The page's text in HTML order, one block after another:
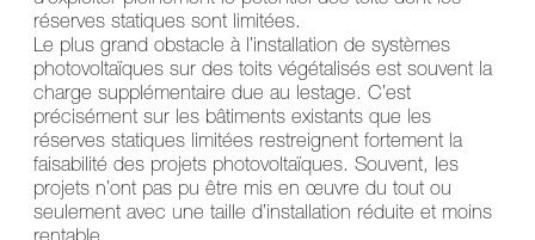
réserves statiques sont limitées.
Le plus grand obstacle à l’installation de systèmes
photovoltaïques sur des toits végétalisés est souvent la
charge supplémentaire due au lestage. C’est
précisément sur les bâtiments existants que les
réserves statiques limitées restreignent fortement la
faisabilité des projets photovoltaïques. Souvent, les
projets n’ont pas pu être mis en œuvre du tout ou
seulement avec une taille d’installation réduite et moins